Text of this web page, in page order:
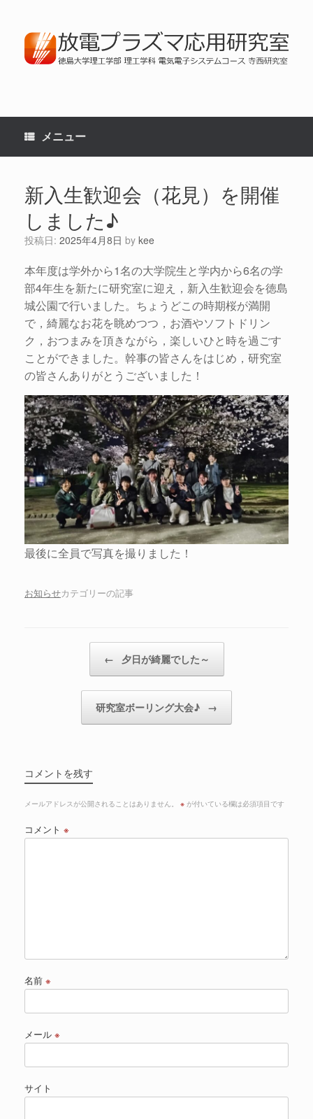
メニュー
新入生歓迎会（花見）を開催
しました♪
投稿日: 2025年4月8日 by kee
本年度は学外から1名の大学院生と学内から6名の学
部4年生を新たに研究室に迎え，新入生歓迎会を徳島
城公園で行いました。ちょうどこの時期桜が満開
で，綺麗なお花を眺めつつ，お酒やソフトドリン
ク，おつまみを頂きながら，楽しいひと時を過ごす
ことができました。幹事の皆さんをはじめ，研究室
の皆さんありがとうございました！
最後に全員で写真を撮りました！
お知らせカテゴリーの記事
← 夕日が綺麗でした～
研究室ボーリング大会♪ →
コメントを残す
メールアドレスが公開されることはありません。 ※ が付いている欄は必須項目です
コメント ※
名前 ※
メール ※
サイト